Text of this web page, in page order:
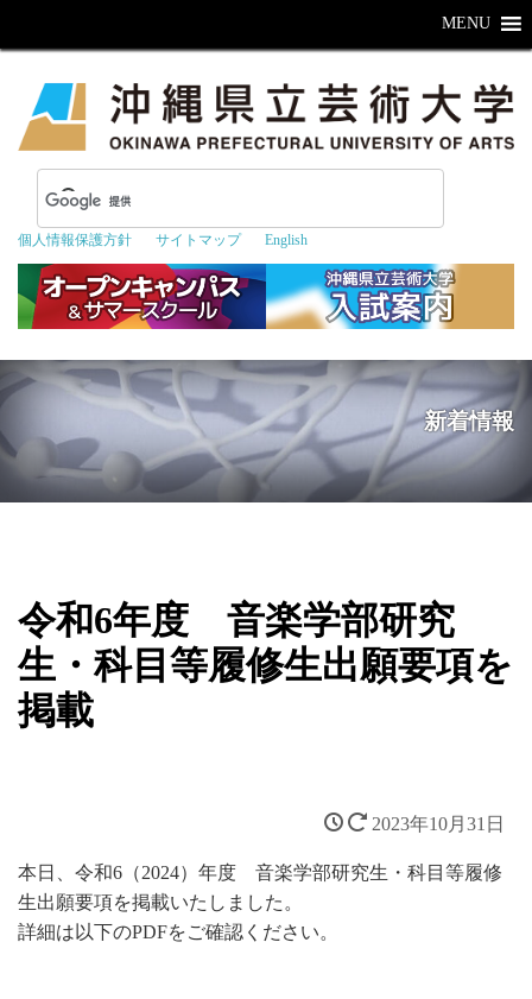
個人情報保護方針 サイトマップ English
MENU
新着情報
令和6年度 音楽学部研究
生・科目等履修生出願要項を
掲載
2023年10月31日
本日、令和6（2024）年度 音楽学部研究生・科目等履修
生出願要項を掲載いたしました。
詳細は以下のPDFをご確認ください。